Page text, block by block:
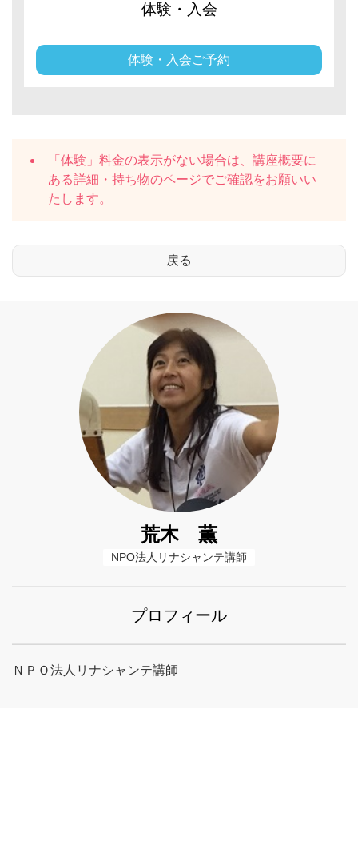
体験・入会
体験・入会ご予約
「体験」料金の表示がない場合は、講座概要に
ある詳細・持ち物のページでご確認をお願いい
たします。
荒木 薫
NPO法人リナシャンテ講師
プロフィール
ＮＰＯ法人リナシャンテ講師